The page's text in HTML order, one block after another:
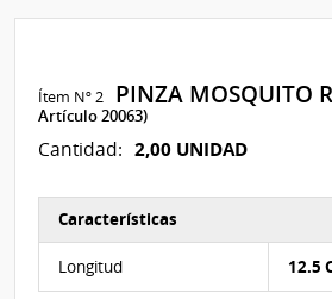
Ítem Nº 2 PINZA MOSQUITO
Artículo 20063)
Cantidad: 2,00 UNIDAD
Características
Longitud 12.5